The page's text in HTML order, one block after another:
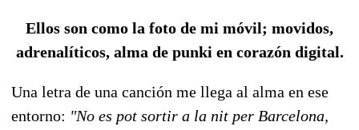
Ellos son como la foto de mi móvil; movidos,
adrenalíticos, alma de punki en corazón digital.
Una letra de una canción me llega al alma en ese
entorno: "No es pot sortir a la nit per Barcelona,